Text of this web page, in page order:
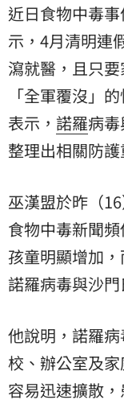
近日食物中毒
示，4月清明連
瀉就醫，且只
「全軍覆沒」
表示， 諾羅病
整理出相關防
巫漢盟於昨（
食物中毒新聞
孩童明顯增加
諾羅病毒與沙門
他說明，諾羅
校、辦公室及
容易迅速擴散